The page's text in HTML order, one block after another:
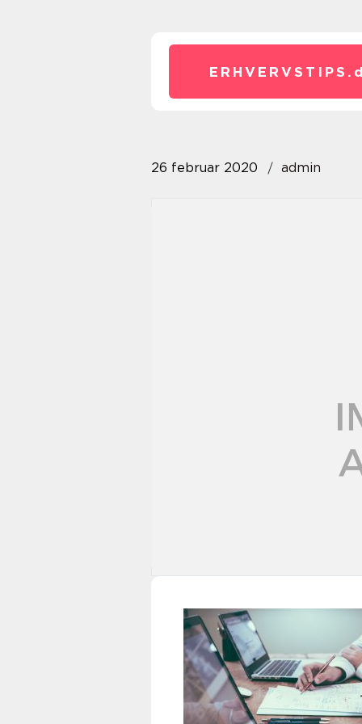
ERHVERVSTIPS.
26 februar 2020 admin